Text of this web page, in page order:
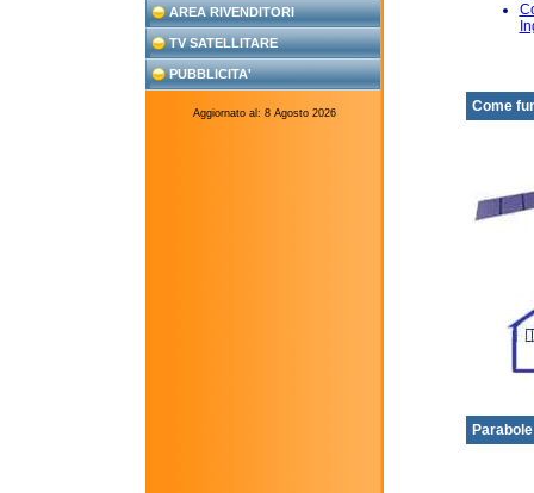
AREA RIVENDITORI
TV SATELLITARE
PUBBLICITA'
Aggiornato al: 8 Agosto 2026 Come
Parabole